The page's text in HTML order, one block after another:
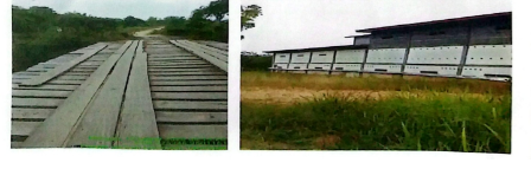
klasemen sementara di ronde pertama musim ini.
Sementara itu, kontribusi positif juga datang dari
pembalap ART yang turun di kelas Junior NS250cc
melalui Ahmad Azel Savero. Azel berhasil meraih podium
ketiga pada Race 1 dan podium kedua pada Race 2.